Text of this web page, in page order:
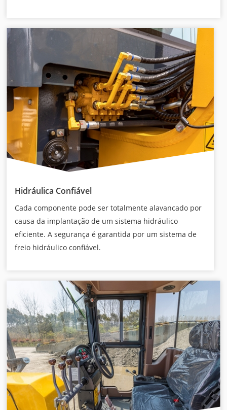
Hidráulica Confiável
Cada componente pode ser totalmente alavancado por
causa da implantação de um sistema hidráulico
eficiente. A segurança é garantida por um sistema de
freio hidráulico confiável.